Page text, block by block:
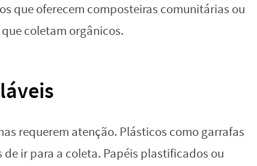
que oferecem composteiras comunitárias ou
coletam orgânicos.
requerem atenção. Plásticos como garrafas
de ir para a coleta. Papéis plastificados ou